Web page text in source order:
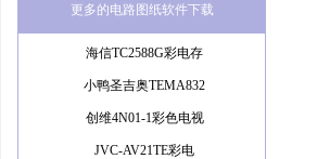
更多的电路图纸软件下载
海信TC2588G彩电存
小鸭圣吉奥TEMA832
创维4N01-1彩色电视
JVC-AV21TE彩电